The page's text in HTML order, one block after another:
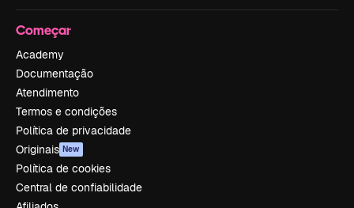
Começar
Academy
Documentação
Atendimento
Termos e condições
Política de privacidade
Originais New
Política de cookies
Central de confiabilidade